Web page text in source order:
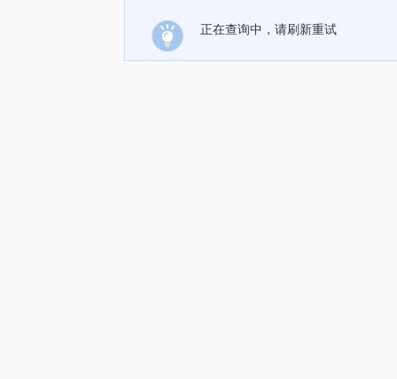
正在查询中，请刷新重试